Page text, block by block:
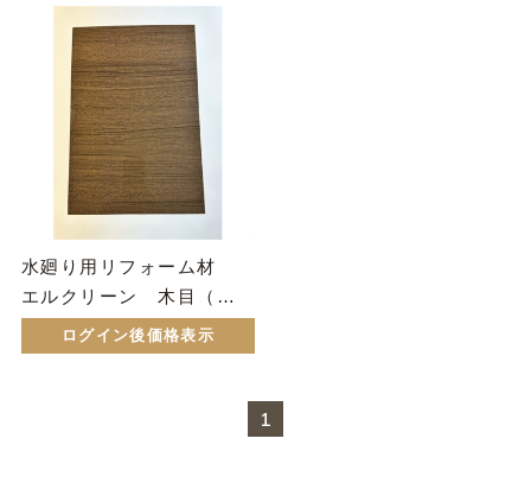
水廻り用リフォーム材
エルクリーン 木目（ウ
ォールナット）
ログイン後価格表示
1